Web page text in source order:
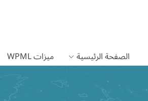
الصفحة الرئيسية
ميزات WPML